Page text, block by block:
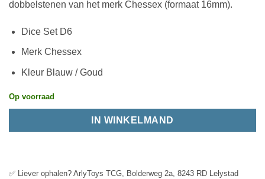
dobbelstenen van het merk Chessex (formaat 16mm).
Dice Set D6
Merk Chessex
Kleur Blauw / Goud
Op voorraad
IN WINKELMAND
✅ Liever ophalen? ArlyToys TCG, Bolderweg 2a, 8243 RD Lelystad